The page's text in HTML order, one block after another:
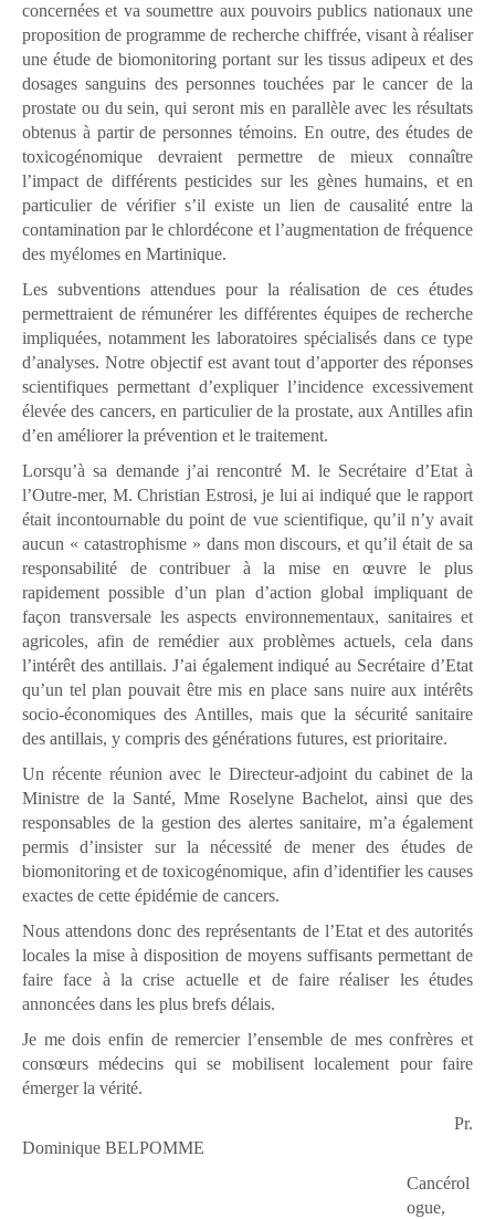
concernées et va soumettre aux pouvoirs publics nationaux une
proposition de programme de recherche chiffrée, visant à réaliser
une étude de biomonitoring portant sur les tissus adipeux et des
dosages sanguins des personnes touchées par le cancer de la
prostate ou du sein, qui seront mis en parallèle avec les résultats
obtenus à partir de personnes témoins. En outre, des études de
toxicogénomique devraient permettre de mieux connaître
l’impact de différents pesticides sur les gènes humains, et en
particulier de vérifier s’il existe un lien de causalité entre la
contamination par le chlordécone et l’augmentation de fréquence
des myélomes en Martinique.
Les subventions attendues pour la réalisation de ces études
permettraient de rémunérer les différentes équipes de recherche
impliquées, notamment les laboratoires spécialisés dans ce type
d’analyses. Notre objectif est avant tout d’apporter des réponses
scientifiques permettant d’expliquer l’incidence excessivement
élevée des cancers, en particulier de la prostate, aux Antilles afin
d’en améliorer la prévention et le traitement.
Lorsqu’à sa demande j’ai rencontré M. le Secrétaire d’Etat à
l’Outre-mer, M. Christian Estrosi, je lui ai indiqué que le rapport
était incontournable du point de vue scientifique, qu’il n’y avait
aucun « catastrophisme » dans mon discours, et qu’il était de sa
responsabilité de contribuer à la mise en œuvre le plus
rapidement possible d’un plan d’action global impliquant de
façon transversale les aspects environnementaux, sanitaires et
agricoles, afin de remédier aux problèmes actuels, cela dans
l’intérêt des antillais. J’ai également indiqué au Secrétaire d’Etat
qu’un tel plan pouvait être mis en place sans nuire aux intérêts
socio-économiques des Antilles, mais que la sécurité sanitaire
des antillais, y compris des générations futures, est prioritaire.
Un récente réunion avec le Directeur-adjoint du cabinet de la
Ministre de la Santé, Mme Roselyne Bachelot, ainsi que des
responsables de la gestion des alertes sanitaire, m’a également
permis d’insister sur la nécessité de mener des études de
biomonitoring et de toxicogénomique, afin d’identifier les causes
exactes de cette épidémie de cancers.
Nous attendons donc des représentants de l’Etat et des autorités
locales la mise à disposition de moyens suffisants permettant de
faire face à la crise actuelle et de faire réaliser les études
annoncées dans les plus brefs délais.
Je me dois enfin de remercier l’ensemble de mes confrères et
consœurs médecins qui se mobilisent localement pour faire
émerger la vérité.
Pr.
Dominique BELPOMME
Cancérol
ogue,